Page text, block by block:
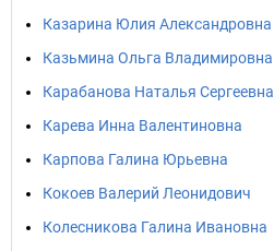
Казарина Юлия Александровна
Казьмина Ольга Владимировна
Карабанова Наталья Сергеевна
Карева Инна Валентиновна
Карпова Галина Юрьевна
Кокоев Валерий Леонидович
Колесникова Галина Ивановна